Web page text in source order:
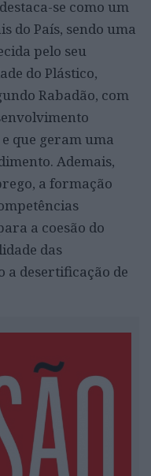
se como um
do País, sendo uma
pelo seu
do Plástico,
Rabadão, com
que geram uma
Ademais,
a formação
a coesão do
das
a desertificação de